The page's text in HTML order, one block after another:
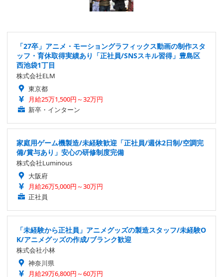
「27卒」アニメ・モーショングラフィックス動画の制作スタ
ッフ・育休取得実績あり「正社員/SNSスキル習得」豊島区
西池袋1丁目
株式会社ELM
東京都
月給25万1,500円～32万円
新卒・インターン
家庭用ゲーム機製造/未経験歓迎「正社員/週休2日制/空調完
備/賞与あり」安心の研修制度完備
株式会社Luminous
大阪府
月給26万5,000円～30万円
正社員
「未経験から正社員」アニメグッズの製造スタッフ/未経験O
K/アニメグッズの作成/ブランク歓迎
株式会社小林
神奈川県
月給29万6,800円～60万円